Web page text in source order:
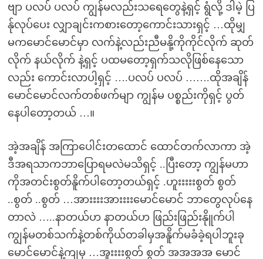
ဗျာ ပလပ် ပလပ် ကျွန်မလည်းသရေတွေနဲ့ရှင့် ရွံလို့ ဒါမဲ့ ပြ
န်ုလုပ်ပေး လျှာချင်းကစားတော့ကောင်းသားရှင့် …ထိုမျှ
မကမောင်မောင်မှာ လက်နဲ့လည်းညီမနို့ကိုကိုင်လိုက် ဆုတ်
လိုက် နယ်လိုက် နဲ့ရှင့် ပထမတော့ရှက်သလိုဖြစ်နေသော
လည်း ကောင်းလာပါ့ရှင့် ….ပလပ် ပလပ် …….ထိုအချိန်
မောင်မောင်လက်တစ်ဖက်မျာ ကျွန်မ ပစ္စည်းကိုရှင့် ပွတ်
နေပါတော့တယ် …။
အဲ့အချိန် အကြာပေါင်းတထောင် ထောင်တက်လာကာ အဲ့
ဒီအရသာကဘာပြောရမလဲမသိရှင့် ..ပြီးတော့ ကျွန်မဟာ
ကိုအတင်းစွတ်နိူက်ပါတော့တယ်ရှင့် .ဟူးးးးးစွတ် စွတ်
..စွတ် ..စွတ် …အားးးးအားးးးမောင်မောင် ဘာတွေလုပ်နေ
တာလဲ …..နာတယ်ဟ နာတယ်ဟ ဖြည်းဖြည်းနိုူက်ပါ
ကျွန်မတစ်သက်နဲ့တစ်ကိုယ်တခါမှအနိူက်မခံခဲ့ရပါဘူးခု
မောင်မောင်နဲ့ကျမှ …အူးးးးစွတ် စွတ် အအအအ မောင်